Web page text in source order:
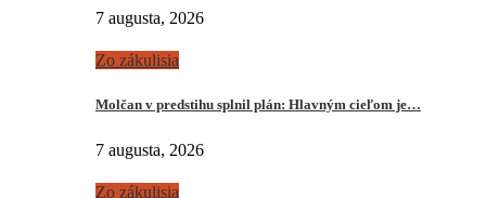
7 augusta, 2026
Zo zákulisia
Molčan v predstihu splnil plán: Hlavným cieľom je…
7 augusta, 2026
Zo zákulisia